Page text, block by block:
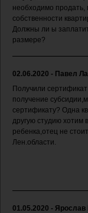
необходимо
собственности
Должны ли ы
размере?
02.06.2020 - Павел
Получили
получение
сертификату? Одна
другую студию хотим
ребенка,отец не
Лен.области.
01.05.2020 -